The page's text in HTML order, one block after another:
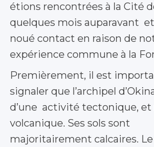
étions rencontrées à la Cité
quelques mois auparavant
noué contact en raison de
expérience commune à la
Premièrement, il est
signaler que l’archipel
d’une activité tectonique, et
volcanique. Ses sols sont
majoritairement calcaires.